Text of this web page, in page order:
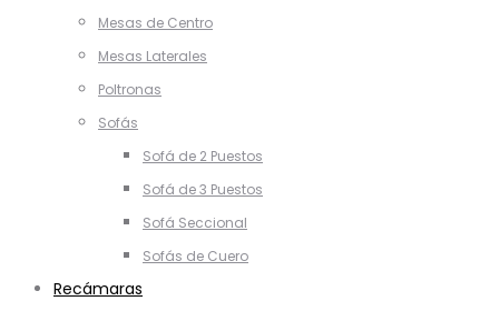
Mesas de Centro
Mesas Laterales
Poltronas
Sofás
Sofá de 2 Puestos
Sofá de 3 Puestos
Sofá Seccional
Sofás de Cuero
Recámaras